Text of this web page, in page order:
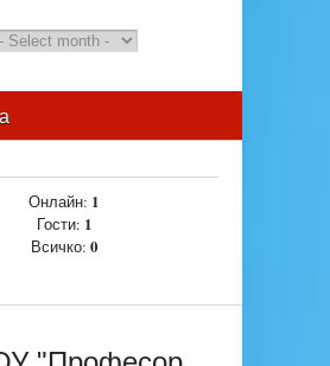
Онлайн: 1
Гости: 1
Всичко: 0